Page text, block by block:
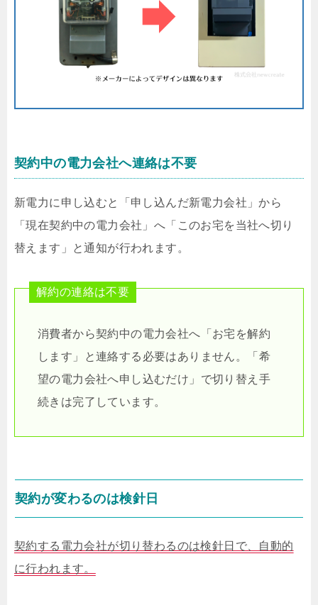
契約中の電力会社へ連絡は不要
新電力に申し込むと「申し込んだ新電力会社」から
「現在契約中の電力会社」へ「このお宅を当社へ切り
替えます」と通知が行われます。
解約の連絡は不要
消費者から契約中の電力会社へ「お宅を解約
します」と連絡する必要はありません。「希
望の電力会社へ申し込むだけ」で切り替え手
続きは完了しています。
契約が変わるのは検針日
契約する電力会社が切り替わるのは検針日で、自動的
に行われます。